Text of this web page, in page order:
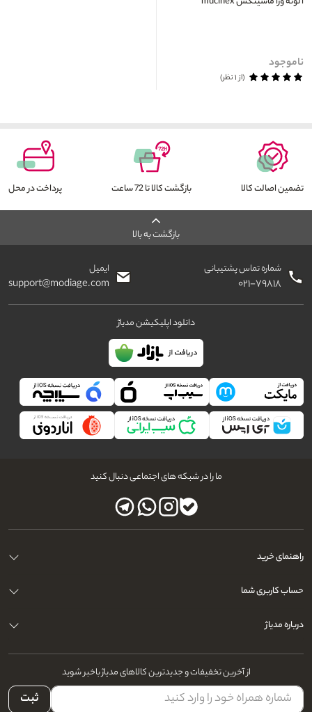
ناموجود
(از ۱ نظر)
تضمین اصالت کالا بازگشت کالا تا 72 ساعت پرداخت در محل
بازگشت به بالا
شماره تماس پشتیبانی
۰۲۱-۷۹۸۱۸
ایمیل
support@modiage.com
دانلود اپلیکیشن مدیاژ
ما را در شبکه های اجتماعی دنبال کنید
راهنمای خرید
حساب کاربری شما
درباره مدیاژ
از آخرین تخفیفات و جدیدترین کالاهای مدیاژ باخبر شوید
ثبت